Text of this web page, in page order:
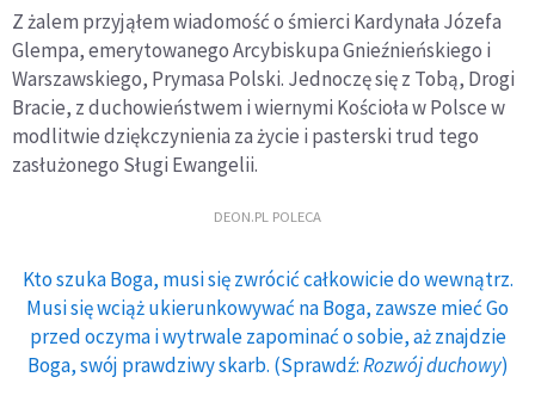
Z żalem przyjąłem wiadomość o śmierci Kardynała Józefa
Glempa, emerytowanego Arcybiskupa Gnieźnieńskiego i
Warszawskiego, Prymasa Polski. Jednoczę się z Tobą, Drogi
Bracie, z duchowieństwem i wiernymi Kościoła w Polsce w
modlitwie dziękczynienia za życie i pasterski trud tego
zasłużonego Sługi Ewangelii.
DEON.PL POLECA
Kto szuka Boga, musi się zwrócić całkowicie do wewnątrz.
Musi się wciąż ukierunkowywać na Boga, zawsze mieć Go
przed oczyma i wytrwale zapominać o sobie, aż znajdzie
Boga, swój prawdziwy skarb. (Sprawdź:Rozwój duchowy)